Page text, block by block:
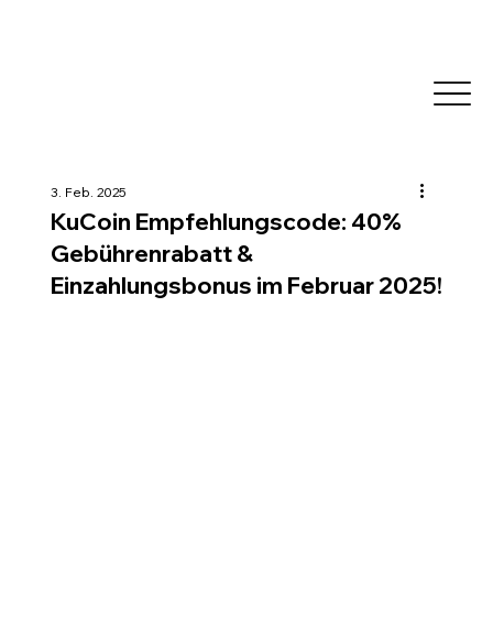
KuCoin Empfehlungscode: 40%
Gebührenrabatt &
Einzahlungsbonus im Februar 2025!
3. Feb. 2025